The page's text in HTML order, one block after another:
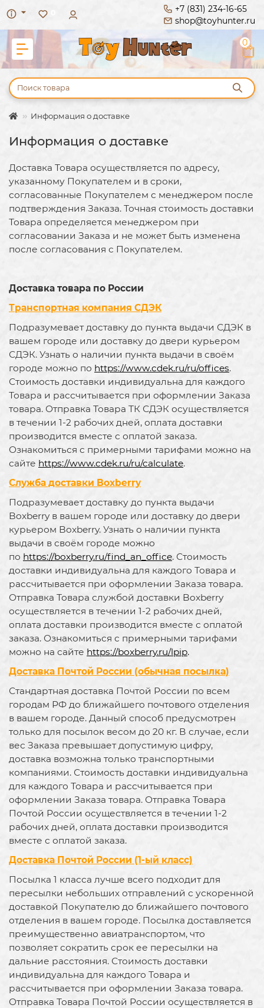
+7 (831) 234-16-65
shop@toyhunter.ru
0
Информация о доставке
Информация о доставке
Доставка Товара осуществляется по адресу,
указанному Покупателем и в сроки,
согласованные Покупателем с менеджером после
подтверждения Заказа. Точная стоимость доставки
Товара определяется менеджером при
согласовании Заказа и не может быть изменена
после согласования с Покупателем.
Доставка товара по России
Транспортная компания СДЭК
Подразумевает доставку до пункта выдачи СДЭК в
вашем городе или доставку до двери курьером
СДЭК. Узнать о наличии пункта выдачи в своём
городе можно по https://www.cdek.ru/ru/offices.
Стоимость доставки индивидуальна для каждого
Товара и рассчитывается при оформлении Заказа
товара. Отправка Товара ТК СДЭК осуществляется
в течении 1-2 рабочих дней, оплата доставки
производится вместе с оплатой заказа.
Ознакомиться с примерными тарифами можно на
сайте https://www.cdek.ru/ru/calculate.
Служба доставки Boxberry
Подразумевает доставку до пункта выдачи
Boxberry в вашем городе или доставку до двери
курьером Boxberry. Узнать о наличии пункта
выдачи в своём городе можно
по https://boxberry.ru/find_an_office. Стоимость
доставки индивидуальна для каждого Товара и
рассчитывается при оформлении Заказа товара.
Отправка Товара службой доставки Boxberry
осуществляется в течении 1-2 рабочих дней,
оплата доставки производится вместе с оплатой
заказа. Ознакомиться с примерными тарифами
можно на сайте https://boxberry.ru/lpip.
Доставка Почтой России (обычная посылка)
Стандартная доставка Почтой России по всем
городам РФ до ближайшего почтового отделения
в вашем городе. Данный способ предусмотрен
только для посылок весом до 20 кг. В случае, если
вес Заказа превышает допустимую цифру,
доставка возможна только транспортными
компаниями. Стоимость доставки индивидуальна
для каждого Товара и рассчитывается при
оформлении Заказа товара. Отправка Товара
Почтой России осуществляется в течении 1-2
рабочих дней, оплата доставки производится
вместе с оплатой заказа.
Доставка Почтой России (1-ый класс)
Посылка 1 класса лучше всего подходит для
пересылки небольших отправлений с ускоренной
доставкой Покупателю до ближайшего почтового
отделения в вашем городе. Посылка доставляется
преимущественно авиатранспортом, что
позволяет сократить срок ее пересылки на
дальние расстояния. Стоимость доставки
индивидуальна для каждого Товара и
рассчитывается при оформлении Заказа товара.
Отправка Товара Почтой России осуществляется в